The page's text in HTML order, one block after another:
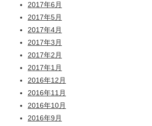
2017年6月
2017年5月
2017年4月
2017年3月
2017年2月
2017年1月
2016年12月
2016年11月
2016年10月
2016年9月